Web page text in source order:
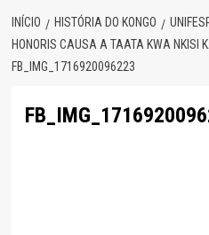
INÍCIO HISTÓRIA DO KONGO
HONORIS CAUSA A TAATA KWA NKISI
FB_IMG_1716920096223